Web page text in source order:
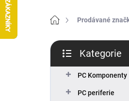
Domů Prodávané
P
s
kategorie
Kategorie
PC Komponenty
PC periferie